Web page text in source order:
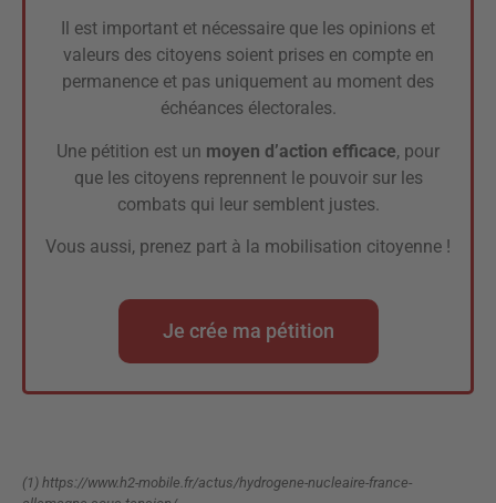
Il est important et nécessaire que les opinions et
valeurs des citoyens soient prises en compte en
permanence et pas uniquement au moment des
échéances électorales.
Une pétition est un moyen d’action efficace, pour
que les citoyens reprennent le pouvoir sur les
combats qui leur semblent justes.
Vous aussi, prenez part à la mobilisation citoyenne !
Je crée ma pétition
(1) https://www.h2-mobile.fr/actus/hydrogene-nucleaire-france-